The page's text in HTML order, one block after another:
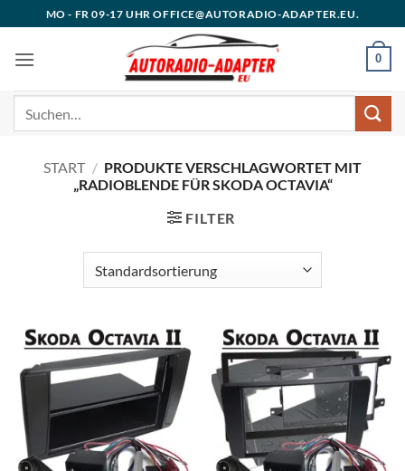
Inhalt
springen
MO - FR 09-17 UHR OFFICE@AUTORADIO-ADAPTER.EU.
0
START / PRODUKTE VERSCHLAGWORTET MIT
„RADIOBLENDE FÜR SKODA OCTAVIA“
FILTER